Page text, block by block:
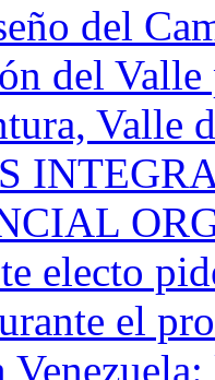
del
del
Valle
electo
el